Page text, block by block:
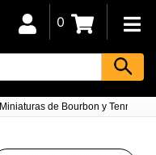
Miniaturas de Bourbon y
0